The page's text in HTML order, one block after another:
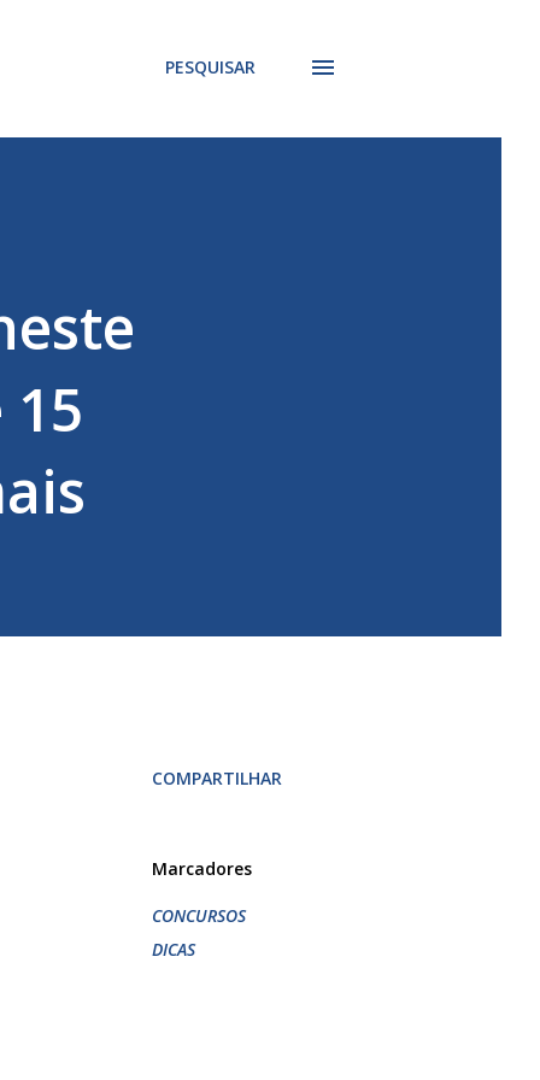
PESQUISAR
COMPARTILHAR
Marcadores
CONCURSOS
DICAS